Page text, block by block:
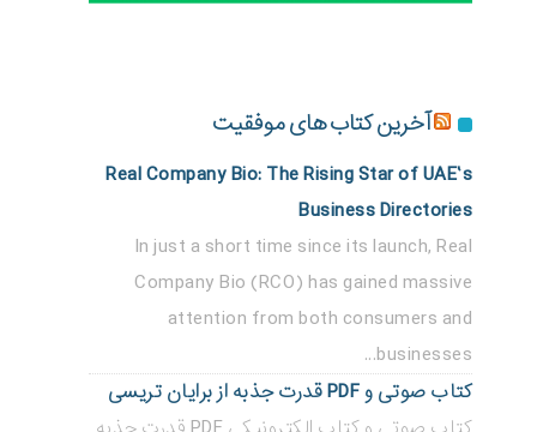
آخرین کتاب های موفقیت
Real Company Bio: The Rising Star of UAE’s
Business Directories
In just a short time since its launch, Real
Company Bio (RCO) has gained massive
attention from both consumers and
businesses...
کتاب صوتی و PDF قدرت جذبه از برایان تریسی